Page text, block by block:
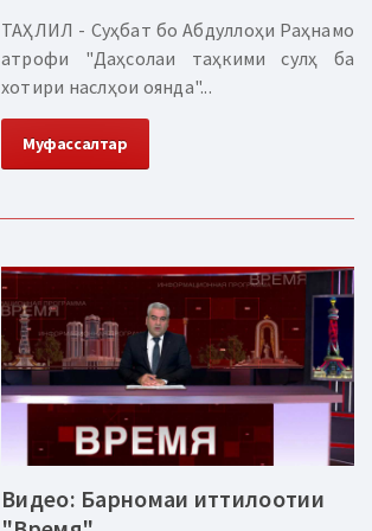
ТАҲЛИЛ - Суҳбат бо Абдуллоҳи Раҳнамо
атрофи "Даҳсолаи таҳкими сулҳ ба
хотири наслҳои оянда"...
Муфассалтар
Видео: Барномаи иттилоотии